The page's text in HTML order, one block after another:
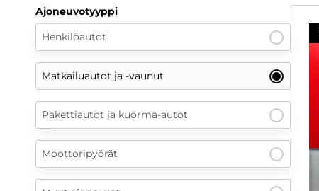
Ajoneuvotyyppi
Henkilöautot
Matkailuautot ja -vaunut
Pakettiautot ja kuorma-autot
Moottoripyörät